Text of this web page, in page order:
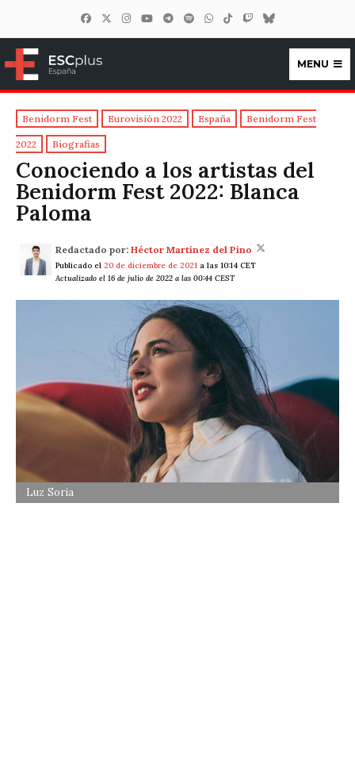
ESCplus España
MENU
Benidorm Fest Eurovisión 2022 España Benidorm Fest
2022 Biografias
Conociendo a los artistas del
Benidorm Fest 2022: Blanca
Paloma
Redactado por: Héctor Martínez del Pino
Publicado el 20 de diciembre de 2021 a las 10:14 CET
Actualizado el 16 de julio de 2022 a las 00:44 CEST
Luz Soria